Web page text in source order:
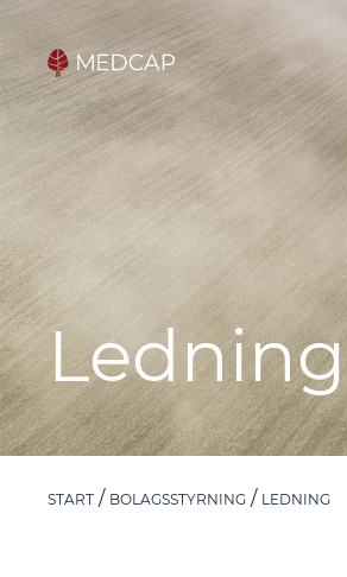
Ledning
START BOLAGSSTYRNING LEDNING